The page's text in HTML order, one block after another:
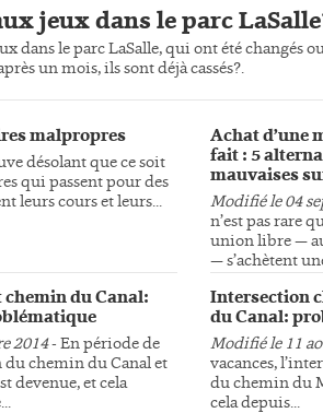
jeux dans le parc
dans le parc LaSalle, qui ont été changés
un mois, ils sont déjà cassés?.
malpropres
désolant que ce soit
qui passent pour des
leurs cours et leurs...
chemin du Canal:
2014- En période de
du chemin du Canal et
devenue, et cela
Achat d’une
fait : 5
mauvaises
Modifié le 04
n’est pas rare
union libre —
— s’achètent
Intersection
du Canal:
Modifié le 11
vacances,
du chemin du
cela depuis...